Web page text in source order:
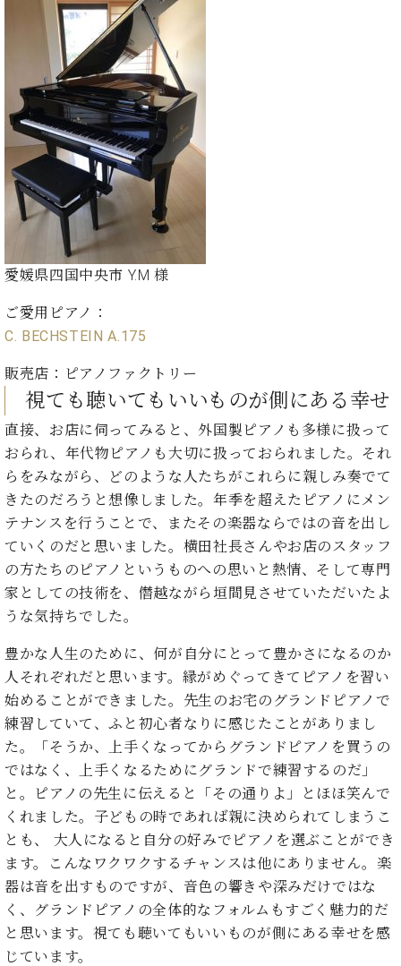
愛媛県四国中央市 Y.M 様
ご愛用ピアノ：
C. BECHSTEIN A.175
販売店：ピアノファクトリー
視ても聴いてもいいものが側にある幸せ
直接、お店に伺ってみると、外国製ピアノも多様に扱って
おられ、年代物ピアノも大切に扱っておられました。それ
らをみながら、どのような人たちがこれらに親しみ奏でて
きたのだろうと想像しました。年季を超えたピアノにメン
テナンスを行うことで、またその楽器ならではの音を出し
ていくのだと思いました。横田社長さんやお店のスタッフ
の方たちのピアノというものへの思いと熱情、そして専門
家としての技術を、僭越ながら垣間見させていただいたよ
うな気持ちでした。
豊かな人生のために、何が自分にとって豊かさになるのか
人それぞれだと思います。縁がめぐってきてピアノを習い
始めることができました。先生のお宅のグランドピアノで
練習していて、ふと初心者なりに感じたことがありまし
た。「そうか、上手くなってからグランドピアノを買うの
ではなく、上手くなるためにグランドで練習するのだ」
と。ピアノの先生に伝えると「その通りよ」とほほ笑んで
くれました。子どもの時であれば親に決められてしまうこ
とも、 大人になると自分の好みでピアノを選ぶことができ
ます。こんなワクワクするチャンスは他にありません。楽
器は音を出すものですが、音色の響きや深みだけではな
く、グランドピアノの全体的なフォルムもすごく魅力的だ
と思います。視ても聴いてもいいものが側にある幸せを感
じています。